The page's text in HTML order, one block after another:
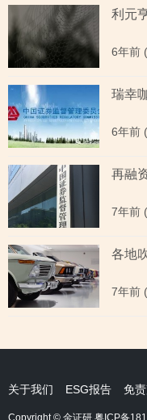
6年前
瑞幸
6年前
7年前
各地
7年前
关于我们 ESG报告 免
Copyright © 金证研 粤ICP备